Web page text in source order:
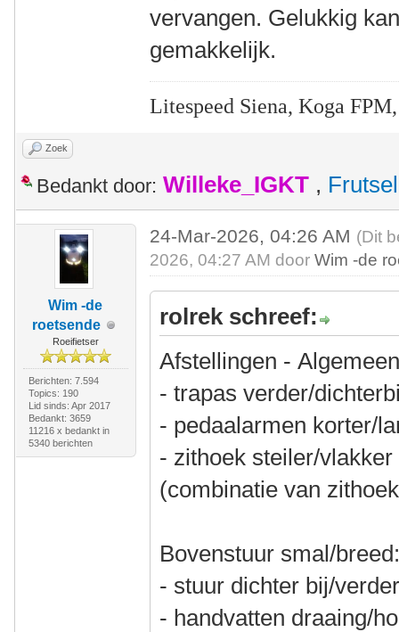
vervangen. Gelukkig
gemakkelijk.
Litespeed Siena, Koga
Zoek
Bedankt door: Willeke_IGKT , Frutsel
Wim -de
roetsende
Roeifietser
Berichten: 7.594
Topics: 190
Lid sinds: Apr 2017
Bedankt: 3659
11216 x bedankt in
5340 berichten
24-Mar-2026, 04:26 AM (Dit
2026, 04:27 AM doorWim -de
rolrek schreef:
Afstellingen -
- trapas verder/
- pedaalarmen korter/
- zithoek steiler/
(combinatie van
Bovenstuur smal/
- stuur dichter bij/
- handvatten draaing/